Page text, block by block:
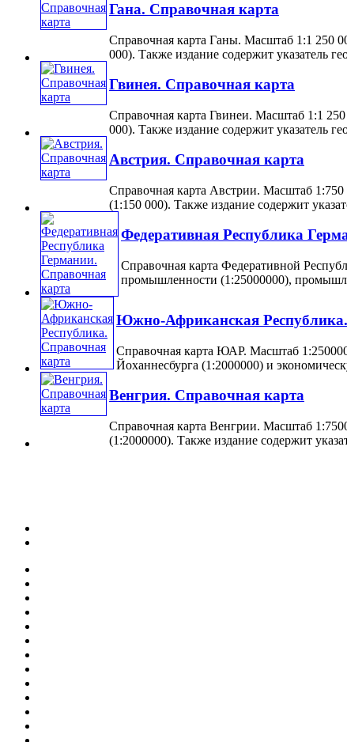
Гана. Справочная карта
Справочная карта Ганы. Масштаб 1:1 250
000). Также издание содержит указатель
Гвинея. Справочная карта
Справочная карта Гвинеи. Масштаб 1:1
000). Также издание содержит указатель
Австрия. Справочная карта
Справочная карта Австрии. Масштаб
(1:150 000). Также издание содержит
Федеративная Республика
Справочная карта Федеративной
промышленности (1:25000000),
Южно-Африканская
Справочная карта ЮАР. Масштаб
Йоханнесбурга (1:2000000) и
Венгрия. Справочная карта
Справочная карта Венгрии. Масштаб
(1:2000000). Также издание содержит